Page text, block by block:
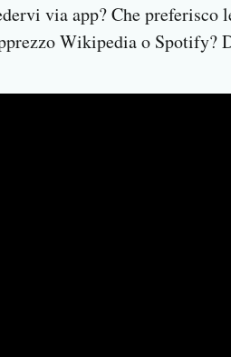
via app? Che
Wikipedia o Spotify?